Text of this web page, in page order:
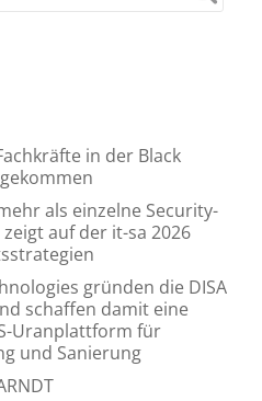
in der Black
als einzelne Security-
auf der it-sa 2026
gründen die DISA
schaffen damit eine
Uranplattform für
und Sanierung